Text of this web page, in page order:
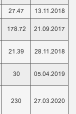
27.47
13.11.2018
178.72 21.09.2017
21.39 28.11.2018
30 05.04.2019
230 27.03.2020